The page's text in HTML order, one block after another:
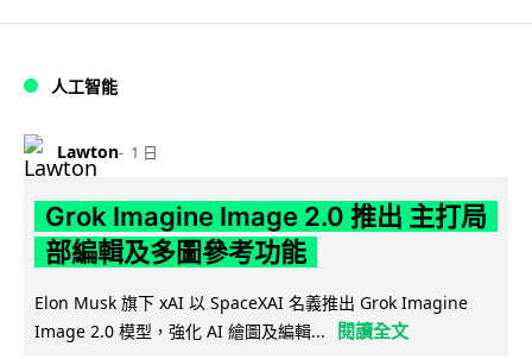
人工智能
Lawton 1 日
Grok Imagine Image 2.0 推出 主打局
部編輯及多圖參考功能
Elon Musk 旗下 xAI 以 SpaceXAI 名義推出 Grok Imagine
Image 2.0 模型，強化 AI 繪圖及編輯...
閱讀全文